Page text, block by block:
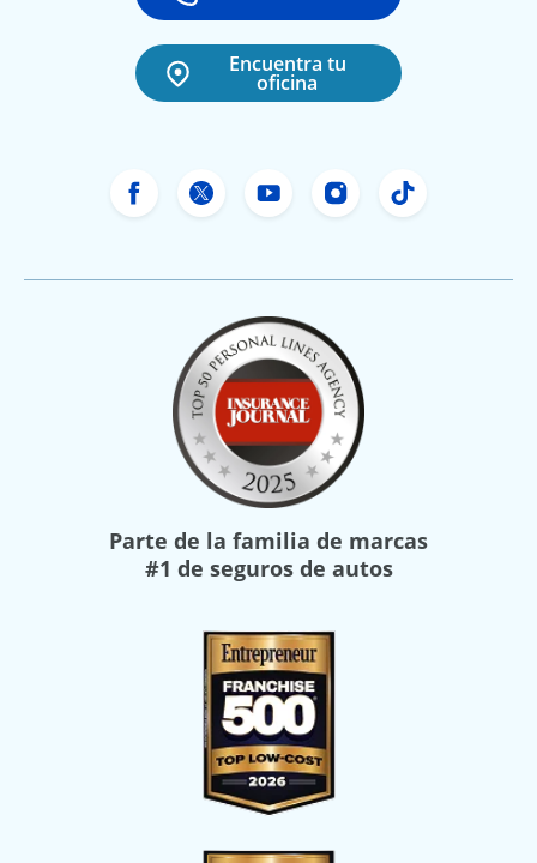
Encuentra tu
oficina
Facebook de Freeway Insurance
X de Freeway Insurance
YouTube de Freeway
Instagram
TikTok
Parte de la familia de marcas
#1 de seguros de autos